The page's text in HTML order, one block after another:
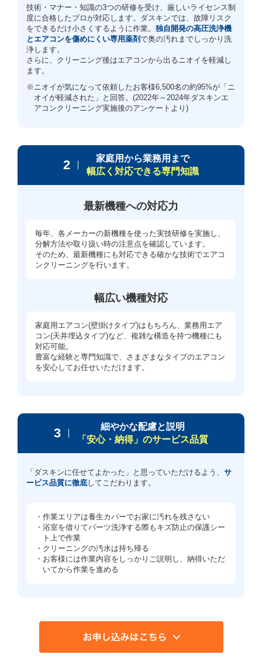
技術・マナー・知識の3つの研修を受け、厳しいライセンス制
度に合格したプロが対応します。ダスキンでは、故障リスク
をできるだけ小さくするように作業。 独自開発の高圧洗浄機
とエアコンを傷めにくい専用薬剤で奥の汚れまでしっかり洗
浄します。
さらに、クリーニング後はエアコンから出るニオイを軽減し
ます。
※ニオイが気になって依頼したお客様6,500名の約95%が「ニ
オイが軽減された」と回答。(2022年～2024年ダスキンエ
アコンクリーニング実施後のアンケートより)
2
家庭用から業務用まで
幅広く対応できる専門知識
最新機種への対応力
毎年、各メーカーの新機種を使った実技研修を実施し、
分解方法や取り扱い時の注意点を確認しています。
そのため、最新機種にも対応できる確かな技術でエアコ
ンクリーニングを行います。
幅広い機種対応
家庭用エアコン(壁掛けタイプ)はもちろん、業務用エア
コン(天井埋込タイプ)など、複雑な構造を持つ機種にも
対応可能。
豊富な経験と専門知識で、さまざまなタイプのエアコン
を安心してお任せいただけます。
3
細やかな配慮と説明
「安心・納得」のサービス品質
「ダスキンに任せてよかった」と思っていただけるよう、 サ
ービス品質に徹底してこだわります。
・作業エリアは養生カバーでお家に汚れを残さない
・浴室を借りてパーツ洗浄する際もキズ防止の保護シー
ト上で作業
・クリーニングの汚水は持ち帰る
・お客様には作業内容をしっかりご説明し、納得いただ
いてから作業を進める